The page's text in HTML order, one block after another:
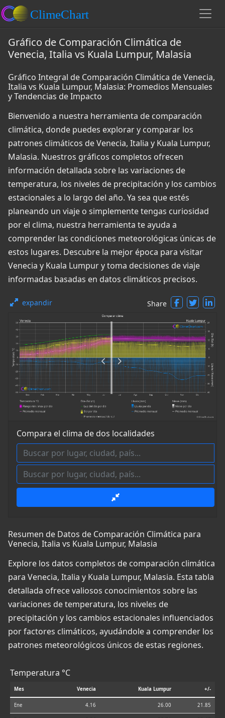
Gráfico de Comparación Climática de
Venecia, Italia vs Kuala Lumpur, Malasia
Gráfico Integral de Comparación Climática de Venecia,
Italia vs Kuala Lumpur, Malasia: Promedios Mensuales
y Tendencias de Impacto
Bienvenido a nuestra herramienta de comparación
climática, donde puedes explorar y comparar los
patrones climáticos de Venecia, Italia y Kuala Lumpur,
Malasia. Nuestros gráficos completos ofrecen
información detallada sobre las variaciones de
temperatura, los niveles de precipitación y los cambios
estacionales a lo largo del año. Ya sea que estés
planeando un viaje o simplemente tengas curiosidad
por el clima, nuestra herramienta te ayuda a
comprender las condiciones meteorológicas únicas de
estos lugares. Descubre la mejor época para visitar
Venecia y Kuala Lumpur y toma decisiones de viaje
informadas basadas en datos climáticos precisos.
expandir Share
Compara el clima de dos localidades
Resumen de Datos de Comparación Climática para
Venecia, Italia vs Kuala Lumpur, Malasia
Explore los datos completos de comparación climática
para Venecia, Italia y Kuala Lumpur, Malasia. Esta tabla
detallada ofrece valiosos conocimientos sobre las
variaciones de temperatura, los niveles de
precipitación y los cambios estacionales influenciados
por factores climáticos, ayudándole a comprender los
patrones meteorológicos únicos de estas regiones.
Temperatura °C
Mes Venecia Kuala Lumpur +/-
Ene 4.16 26.00 21.85